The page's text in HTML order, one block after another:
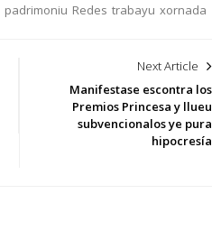
padrimoniu Redes trabayu xornada
Next Article
Manifestase escontra los
Premios Princesa y llueu
subvencionalos ye pura
hipocresía